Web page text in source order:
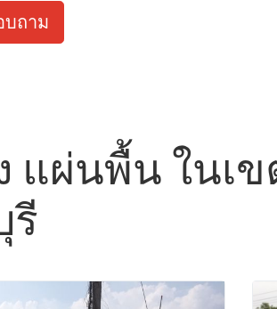
บถาม
แผ่นพื้น ในเ
รี